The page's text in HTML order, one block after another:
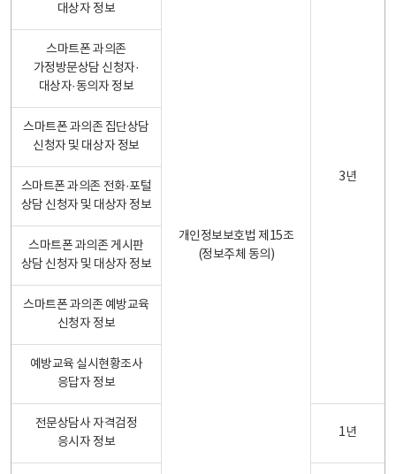
개인정보보호법 제15조
(정보주체 동의)
대상자 정보
3년
스마트폰 과의존
가정방문상담 신청자·
대상자·동의자 정보
스마트폰 과의존 집단상담
신청자 및 대상자 정보
스마트폰 과의존 전화·포털
상담 신청자 및 대상자 정보
스마트폰 과의존 게시판
상담 신청자 및 대상자 정보
스마트폰 과의존 예방교육
신청자 정보
예방교육 실시현황조사
응답자 정보
전문상담사 자격검정
응시자 정보
1년